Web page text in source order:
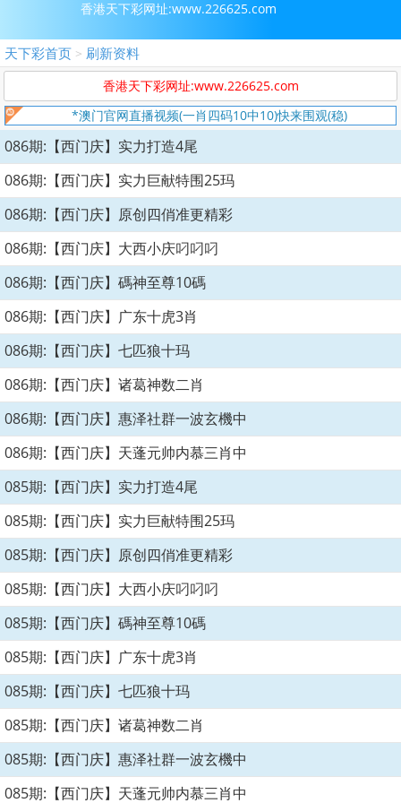
香港天下彩网址:www.226625.com
天下彩首页 > 刷新资料
香港天下彩网址:www.226625.com
*澳门官网直播视频(一肖四码10中10)快来围观(稳)
086期:【西门庆】实力打造4尾
086期:【西门庆】实力巨献特围25玛
086期:【西门庆】原创四俏准更精彩
086期:【西门庆】大西小庆叼叼叼
086期:【西门庆】碼神至尊10碼
086期:【西门庆】广东十虎3肖
086期:【西门庆】七匹狼十玛
086期:【西门庆】诸葛神数二肖
086期:【西门庆】惠泽社群一波玄機中
086期:【西门庆】天蓬元帅内慕三肖中
085期:【西门庆】实力打造4尾
085期:【西门庆】实力巨献特围25玛
085期:【西门庆】原创四俏准更精彩
085期:【西门庆】大西小庆叼叼叼
085期:【西门庆】碼神至尊10碼
085期:【西门庆】广东十虎3肖
085期:【西门庆】七匹狼十玛
085期:【西门庆】诸葛神数二肖
085期:【西门庆】惠泽社群一波玄機中
085期:【西门庆】天蓬元帅内慕三肖中